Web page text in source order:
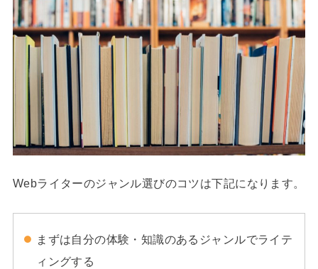
Webライターのジャンル選びのコツは下記になります。
まずは自分の体験・知識のあるジャンルでライテ
ィングする